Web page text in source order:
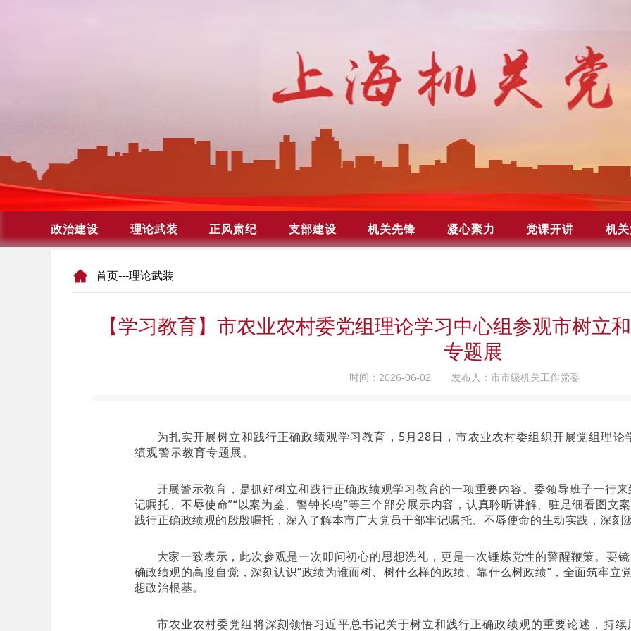
首页---理论武装
【学习教育】市农业农村委党组理论学习中心组参观市树立
专题展
时间：2026-06-02 发布人：市市级机关工作党委
为扎实开展树立和践行正确政绩观学习教育，5月28日，市农业农村委组织开展党组理
绩观警示教育专题展。
开展警示教育，是抓好树立和践行正确政绩观学习教育的一项重要内容。委领导班子一行
记嘱托、不辱使命”“以案为鉴、警钟长鸣”等三个部分展示内容，认真聆听讲解、驻足细看图文
践行正确政绩观的殷殷嘱托，深入了解本市广大党员干部牢记嘱托、不辱使命的生动实践，深
大家一致表示，此次参观是一次叩问初心的思想洗礼，更是一次锤炼党性的警醒鞭策。要
确政绩观的高度自觉，深刻认识“政绩为谁而树、树什么样的政绩、靠什么树政绩”，全面筑牢立
想政治根基。
市农业农村委党组将深刻领悟习近平总书记关于树立和践行正确政绩观的重要论述，持